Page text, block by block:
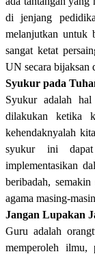
di jenjang
melanjutkan untuk
sangat ketat
UN secara bijaksan
Syukur pada
Syukur adalah
dilakukan ketika
kehendaknyalah
syukur ini
implementasikan
beribadah,
agama masing-
Jangan Lupakan
Guru adalah
memperoleh ilmu,